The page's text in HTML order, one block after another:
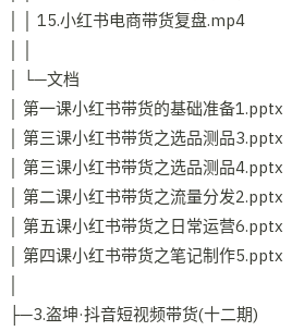
│ │ 15.小红书电商带货复盘.mp4
│ └─文档
│ 第一课小红书带货的基础准备1.pptx
│ 第三课小红书带货之选品测品3.pptx
│ 第三课小红书带货之选品测品4.pptx
│ 第二课小红书带货之流量分发2.pptx
│ 第五课小红书带货之日常运营6.pptx
│ 第四课小红书带货之笔记制作5.pptx
├─3.盗坤·抖音短视频带货(十二期)